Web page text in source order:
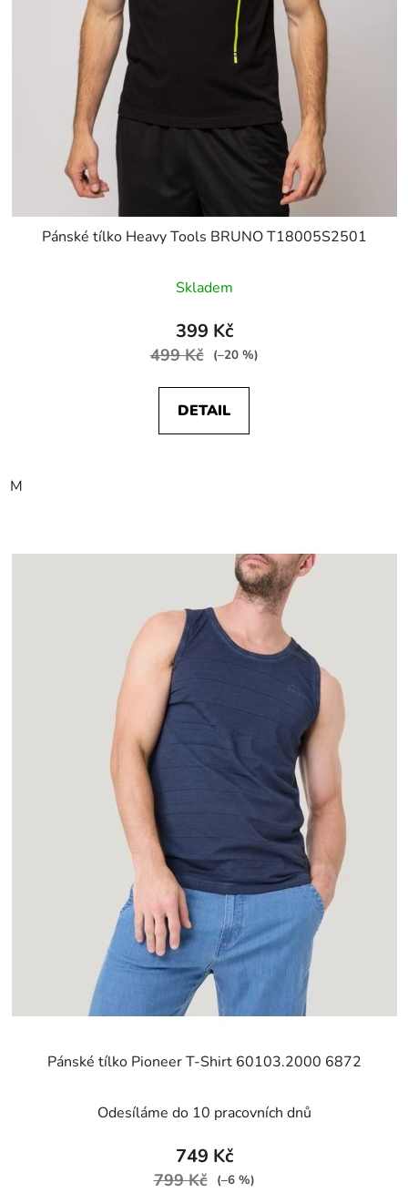
Pánské tílko Heavy Tools BRUNO T18005S2501
Skladem
399 Kč
499 Kč (–20 %)
DETAIL
M
Pánské tílko Pioneer T-Shirt 60103.2000 6872
Odesíláme do 10 pracovních dnů
749 Kč
799 Kč (–6 %)